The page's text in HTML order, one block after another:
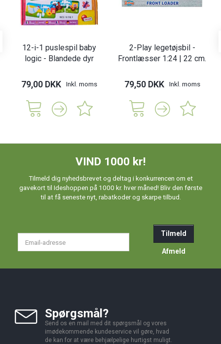
12-i-1 puslespil baby
logic - Blandede dyr
79,00 DKK Inkl. moms
2-Play legetøjsbil -
Frontlæsser 1:24 | 22 cm.
79,50 DKK Inkl. moms
VIND 1000 kr!
Tilmeld dig nyhedsbrevet og deltag i konkurrencen om et
gavekort til Ideshoppen på 1000 kr. hver måned! Bliv den første
til at få seneste nyt, rabatkoder og skarpe tilbud.
Tilmeld
Afmeld
Spørgsmål?
Send os en mail med dit spørgsmål og vores
imødekommende kundeservice vil gøre, hvad
de kan for at være behjælpelige hurtigst muligt.